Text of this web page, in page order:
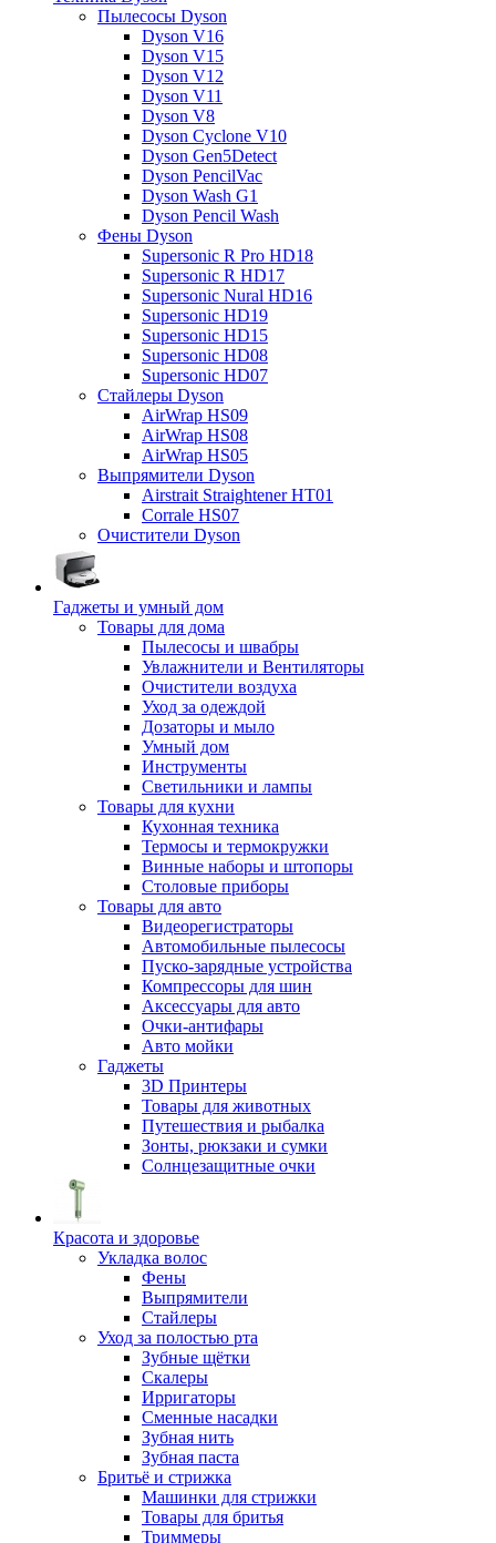
Пылесосы Dyson
Dyson V16
Dyson V15
Dyson V12
Dyson V11
Dyson V8
Dyson Cyclone V10
Dyson Gen5Detect
Dyson PencilVac
Dyson Wash G1
Dyson Pencil Wash
Фены Dyson
Supersonic R Pro HD18
Supersonic R HD17
Supersonic Nural HD16
Supersonic HD19
Supersonic HD15
Supersonic HD08
Supersonic HD07
Стайлеры Dyson
AirWrap HS09
AirWrap HS08
AirWrap HS05
Выпрямители Dyson
Airstrait Straightener HT01
Corrale HS07
Очистители Dyson
Гаджеты и умный дом
Товары для дома
Пылесосы и швабры
Увлажнители и Вентиляторы
Очистители воздуха
Уход за одеждой
Дозаторы и мыло
Умный дом
Инструменты
Светильники и лампы
Товары для кухни
Кухонная техника
Термосы и термокружки
Винные наборы и штопоры
Столовые приборы
Товары для авто
Видеорегистраторы
Автомобильные пылесосы
Пуско-зарядные устройства
Компрессоры для шин
Аксессуары для авто
Очки-антифары
Авто мойки
Гаджеты
3D Принтеры
Товары для животных
Путешествия и рыбалка
Зонты, рюкзаки и сумки
Солнцезащитные очки
Красота и здоровье
Укладка волос
Фены
Выпрямители
Стайлеры
Уход за полостью рта
Зубные щётки
Скалеры
Ирригаторы
Сменные насадки
Зубная нить
Зубная паста
Бритьё и стрижка
Машинки для стрижки
Товары для бритья
Триммеры